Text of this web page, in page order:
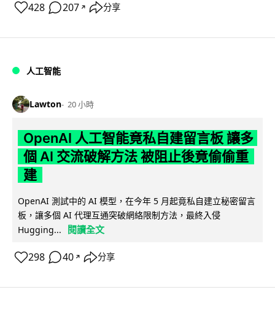
428 207 ↗ 分享
人工智能
Lawton 20 小時
OpenAI 人工智能竟私自建留言板 讓多
個 AI 交流破解方法 被阻止後竟偷偷重
建
OpenAI 測試中的 AI 模型，在今年 5 月起竟私自建立秘密留言
板，讓多個 AI 代理互通突破網絡限制方法，最終入侵
Hugging...
閱讀全文
298 40 ↗ 分享